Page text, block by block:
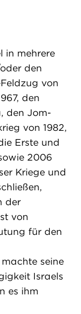
in mehrere
den
von
den
den Jom-
von 1982,
Erste und
2006
Kriege und
der
von
für den
seine
Israels
es ihm